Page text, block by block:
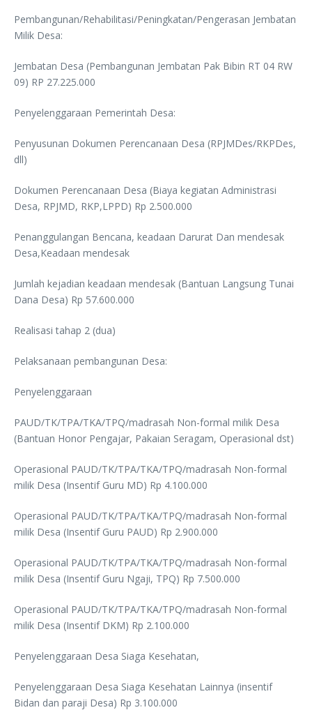
Pembangunan/Rehabilitasi/Peningkatan/Pengerasan Jembatan
Milik Desa:
Jembatan Desa (Pembangunan Jembatan Pak Bibin RT 04 RW
09) RP 27.225.000
Penyelenggaraan Pemerintah Desa:
Penyusunan Dokumen Perencanaan Desa (RPJMDes/RKPDes,
dll)
Dokumen Perencanaan Desa (Biaya kegiatan Administrasi
Desa, RPJMD, RKP,LPPD) Rp 2.500.000
Penanggulangan Bencana, keadaan Darurat Dan mendesak
Desa,Keadaan mendesak
Jumlah kejadian keadaan mendesak (Bantuan Langsung Tunai
Dana Desa) Rp 57.600.000
Realisasi tahap 2 (dua)
Pelaksanaan pembangunan Desa:
Penyelenggaraan
PAUD/TK/TPA/TKA/TPQ/madrasah Non-formal milik Desa
(Bantuan Honor Pengajar, Pakaian Seragam, Operasional dst)
Operasional PAUD/TK/TPA/TKA/TPQ/madrasah Non-formal
milik Desa (Insentif Guru MD) Rp 4.100.000
Operasional PAUD/TK/TPA/TKA/TPQ/madrasah Non-formal
milik Desa (Insentif Guru PAUD) Rp 2.900.000
Operasional PAUD/TK/TPA/TKA/TPQ/madrasah Non-formal
milik Desa (Insentif Guru Ngaji, TPQ) Rp 7.500.000
Operasional PAUD/TK/TPA/TKA/TPQ/madrasah Non-formal
milik Desa (Insentif DKM) Rp 2.100.000
Penyelenggaraan Desa Siaga Kesehatan,
Penyelenggaraan Desa Siaga Kesehatan Lainnya (insentif
Bidan dan paraji Desa) Rp 3.100.000